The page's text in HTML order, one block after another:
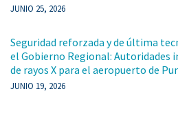
JUNIO 25, 2026
Seguridad reforzada y de última
el Gobierno Regional: Autoridades
de rayos X para el aeropuerto de
JUNIO 19, 2026